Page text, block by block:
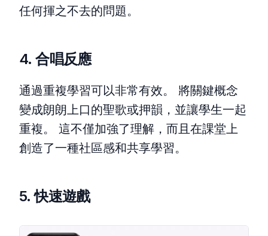
任何揮之不去的問題。
4. 合唱反應
通過重複學習可以非常有效。 將關鍵概念
變成朗朗上口的聖歌或押韻，並讓學生一起
重複。 這不僅加強了理解，而且在課堂上
創造了一種社區感和共享學習。
5. 快速遊戲